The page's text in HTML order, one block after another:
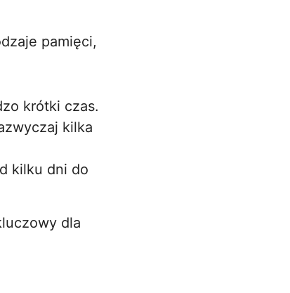
pamięci,
krótki czas.
kilka
kilku dni do
dla